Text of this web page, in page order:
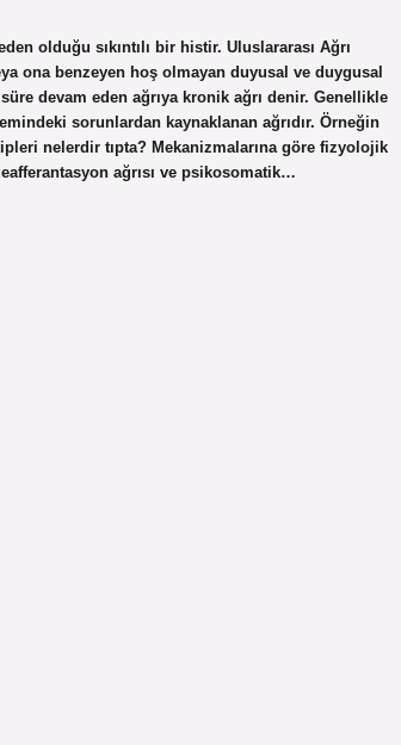
olduğu sıkıntılı bir histir. Uluslararası Ağrı
ona benzeyen hoş olmayan duyusal ve duygusal
devam eden ağrıya kronik ağrı denir. Genellikle
sorunlardan kaynaklanan ağrıdır. Örneğin
nelerdir tıpta? Mekanizmalarına göre fizyolojik
ağrısı ve psikosomatik…